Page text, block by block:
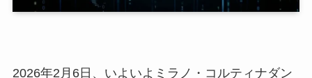
2026年2月6日、いよいよミラノ・コルティナダン